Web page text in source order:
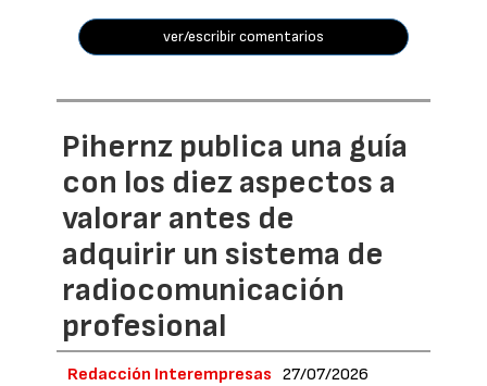
ver/escribir comentarios
Pihernz publica una guía
con los diez aspectos a
valorar antes de
adquirir un sistema de
radiocomunicación
profesional
Redacción Interempresas 27/07/2026